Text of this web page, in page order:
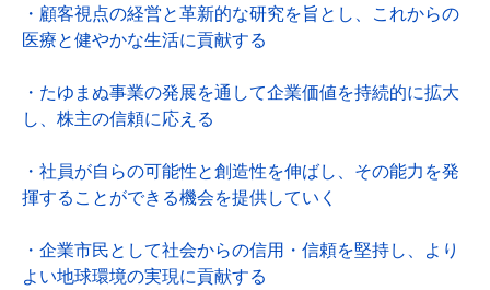
・顧客視点の経営と革新的な研究を旨とし、これからの
医療と健やかな生活に貢献する
・たゆまぬ事業の発展を通して企業価値を持続的に拡大
し、株主の信頼に応える
・社員が自らの可能性と創造性を伸ばし、その能力を発
揮することができる機会を提供していく
・企業市民として社会からの信用・信頼を堅持し、より
よい地球環境の実現に貢献する